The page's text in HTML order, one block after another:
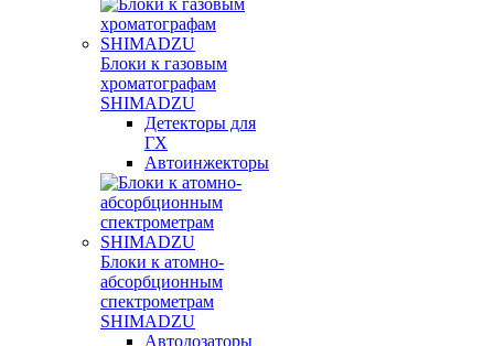
Блоки к газовым
хроматографам
SHIMADZU
Детекторы для
ГХ
Автоинжекторы
Блоки к атомно-
абсорбционным
спектрометрам
SHIMADZU
Автодозаторы